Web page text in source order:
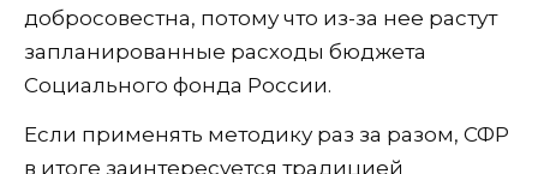
добросовестна, потому что из-за нее растут
запланированные расходы бюджета
Социального фонда России.
Если применять методику раз за разом, СФР
в итоге заинтересуется традицией